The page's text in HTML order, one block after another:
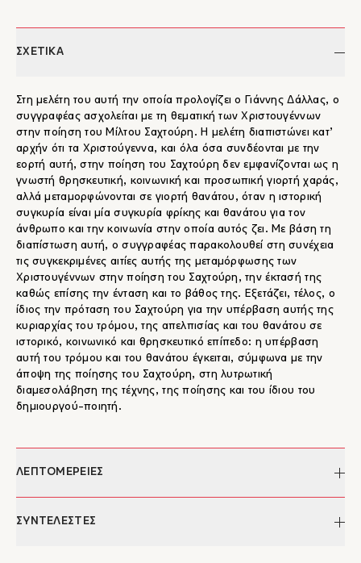
ΣΧΕΤΙΚΑ
Στη μελέτη του αυτή την οποία προλογίζει ο Γιάννης Δάλλας, ο
συγγραφέας ασχολείται με τη θεματική των Χριστουγέννων
στην ποίηση του Μίλτου Σαχτούρη. Η μελέτη διαπιστώνει κατ’
αρχήν ότι τα Χριστούγεννα, και όλα όσα συνδέονται με την
εορτή αυτή, στην ποίηση του Σαχτούρη δεν εμφανίζονται ως η
γνωστή θρησκευτική, κοινωνική και προσωπική γιορτή χαράς,
αλλά μεταμορφώνονται σε γιορτή θανάτου, όταν η ιστορική
συγκυρία είναι μία συγκυρία φρίκης και θανάτου για τον
άνθρωπο και την κοινωνία στην οποία αυτός ζει. Με βάση τη
διαπίστωση αυτή, ο συγγραφέας παρακολουθεί στη συνέχεια
τις συγκεκριμένες αιτίες αυτής της μεταμόρφωσης των
Χριστουγέννων στην ποίηση του Σαχτούρη, την έκτασή της
καθώς επίσης την ένταση και το βάθος της. Εξετάζει, τέλος, ο
ίδιος την πρόταση του Σαχτούρη για την υπέρβαση αυτής της
κυριαρχίας του τρόμου, της απελπισίας και του θανάτου σε
ιστορικό, κοινωνικό και θρησκευτικό επίπεδο: η υπέρβαση
αυτή του τρόμου και του θανάτου έγκειται, σύμφωνα με την
άποψη της ποίησης του Σαχτούρη, στη λυτρωτική
διαμεσολάβηση της τέχνης, της ποίησης και του ίδιου του
δημιουργού-ποιητή.
ΛΕΠΤΟΜΕΡΕΙΕΣ
Συγγραφέας:
ΣΥΝΤΕΛΕΣΤΕΣ